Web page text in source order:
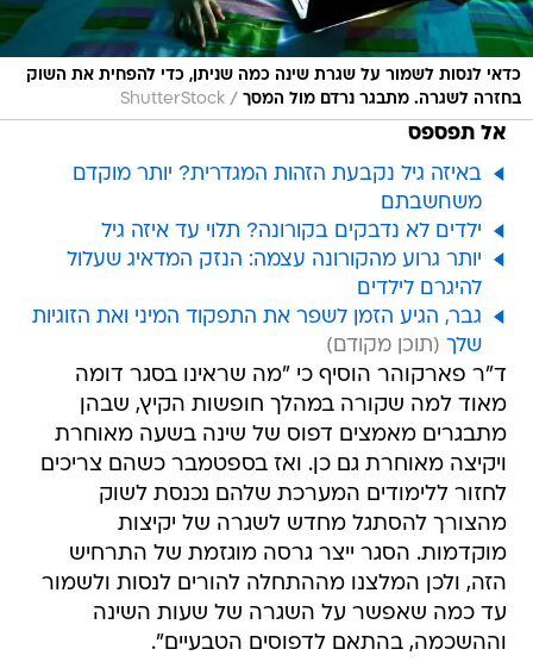
כדאי לנסות לשמור על שגרת שינה כמה שניתן, כדי להפחית את השוק
בחזרה לשגרה. מתבגר נרדם מול המסך /
ShutterStock
אל תפספס
באיזה גיל נקבעת הזהות המגדרית? יותר מוקדם
משחשבתם
ילדים לא נדבקים בקורונה? תלוי עד איזה גיל
יותר גרוע מהקורונה עצמה: הנזק המדאיג שעלול
להיגרם לילדים
גבר, הגיע הזמן לשפר את התפקוד המיני ואת הזוגיות
שלך
ד"ר פארקוהר הוסיף כי "מה שראינו בסגר דומה
מאוד למה שקורה במהלך חופשות הקיץ, שבהן
מתבגרים מאמצים דפוס של שינה בשעה מאוחרת
ויקיצה מאוחרת גם כן. ואז בספטמבר כשהם צריכים
לחזור ללימודים המערכת שלהם נכנסת לשוק
מהצורך להסתגל מחדש לשגרה של יקיצות
מוקדמות. הסגר ייצר גרסה מוגזמת של התרחיש
הזה, ולכן המלצנו מההתחלה להורים לנסות ולשמור
עד כמה שאפשר על השגרה של שעות השינה
וההשכמה, בהתאם לדפוסים הטבעיים".